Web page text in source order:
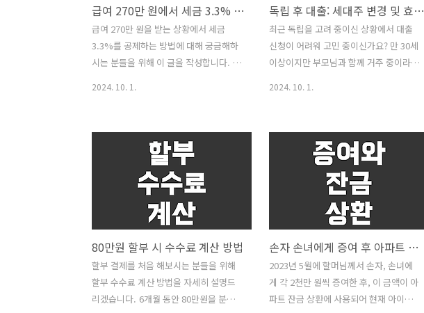
에 15시간 이상 근로자를 대상으로 하며,
주 5일 근로 시 하루의 유급 휴일이 주어
지게 됩니다. ..
입 시 필요한 자금을 최대한 저렴한 금리
로 지원하는 상품입니다. 💡 대출 승인 후
날짜 변경 가능 여부 📌 승인 후 30일 이
내 날짜 변경 가능 여부일반적으로 디딤
급여 270만 원에서 세금 3.3% 공제 방법
급여 270만 원을 받는 상황에서 세금
3.3%를 공제하는 방법에 대해 궁금해하
시는 분들을 위해 이 글을 작성합니다. 보
득세와 주민세'를 포함한 것입니다. 이것
은 일반적으로 "사업소득"이나 "기타소
득"으로 간주되는 경우에 주로 사용됩니
다. 💡 세금 공제의 방식 세금을 3.3% 떼
는 것이 맞는지, 아니면 고용주가 내야 하
는지에 대해서 알아보겠습니다. 📌 일반
적인 고용 형태에서 (근로소득자): • 소득
세 및 주민세: 일반적으로 고용주가 원천
징수하여 세금을 납부합니다. 📌 프리랜
서나 계약직 (사업소득자): • 소득세 및 주
민세: 원천징수의 의미로 3.3%가 공제됩
2024. 10. 1.
독립 후 대출: 세대주 변경 및 효과적인 방법
최근 독립을 고려 중이신 상황에서 대출
신청이 어려워 고민 중이신가요? 만 30세
이상이지만 부모님과 함께 거주 중이라
다. 💡 세대주 변경 시점대출 신청 시점에
서 세대주가 되면 되는지, 아니면 일정 기
간 세대주 기간이 필요한지에 대해 알아
보겠습니다. 대부분의 대출 신청 절차에
서는 신청 시점에서 세대주인지 여부만을
확인합니다. 특별히 세대주로서 일정 기
간을 요구하는 경우는 드뭅니다. 따라서
대출 신청 직전에 세대주로 변경되면 대
출 신청 과정에서 문제가 생기지 않을 확
률이 높습니다. 💡 세대주 변경 방법세대
주 변경 방법은 비교적 간단합니다. 몇 가
2024. 10. 1.
80만원 할부 시 수수료 계산 방법
할부 결제를 처음 해보시는 분들을 위해
할부 수수료 계산 방법을 자세히 설명드
리겠습니다. 6개월 동안 80만원을 분할
손자 손녀에게 증여 후 아파트 잔금 상환: 문제되지 않을까요?
2023년 5월에 할머님께서 손자, 손녀에
게 각 2천만 원씩 증여한 후, 이 금액이 아
파트 잔금 상환에 사용되어 현재 아이들